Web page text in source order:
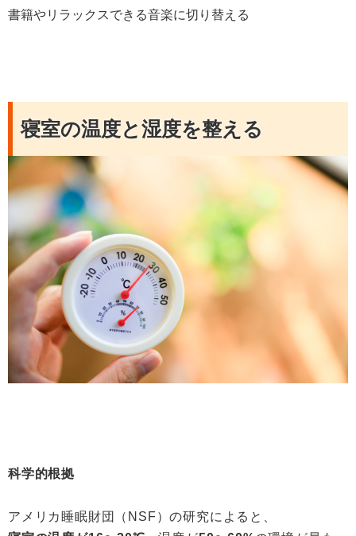
書籍やリラックスできる音楽に切り替える
寝室の温度と湿度を整える
科学的根拠
アメリカ睡眠財団（NSF）の研究によると、